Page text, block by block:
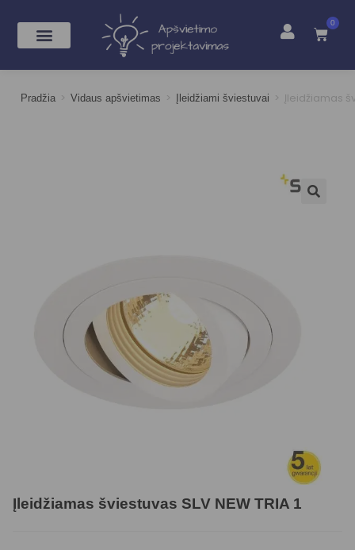
0
Pradžia > Vidaus apšvietimas > Įleidžiami šviestuvai > Įleidžiamas
Įleidžiamas šviestuvas SLV NEW TRIA 1